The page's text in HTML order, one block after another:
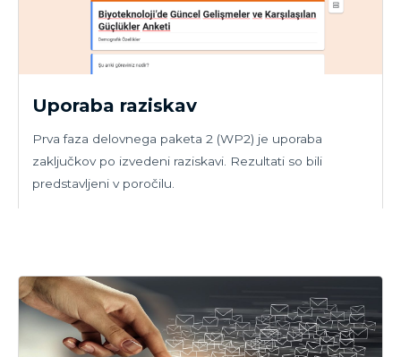
Uporaba raziskav
Prva faza delovnega paketa 2 (WP2) je uporaba
zaključkov po izvedeni raziskavi. Rezultati so bili
predstavljeni v poročilu.